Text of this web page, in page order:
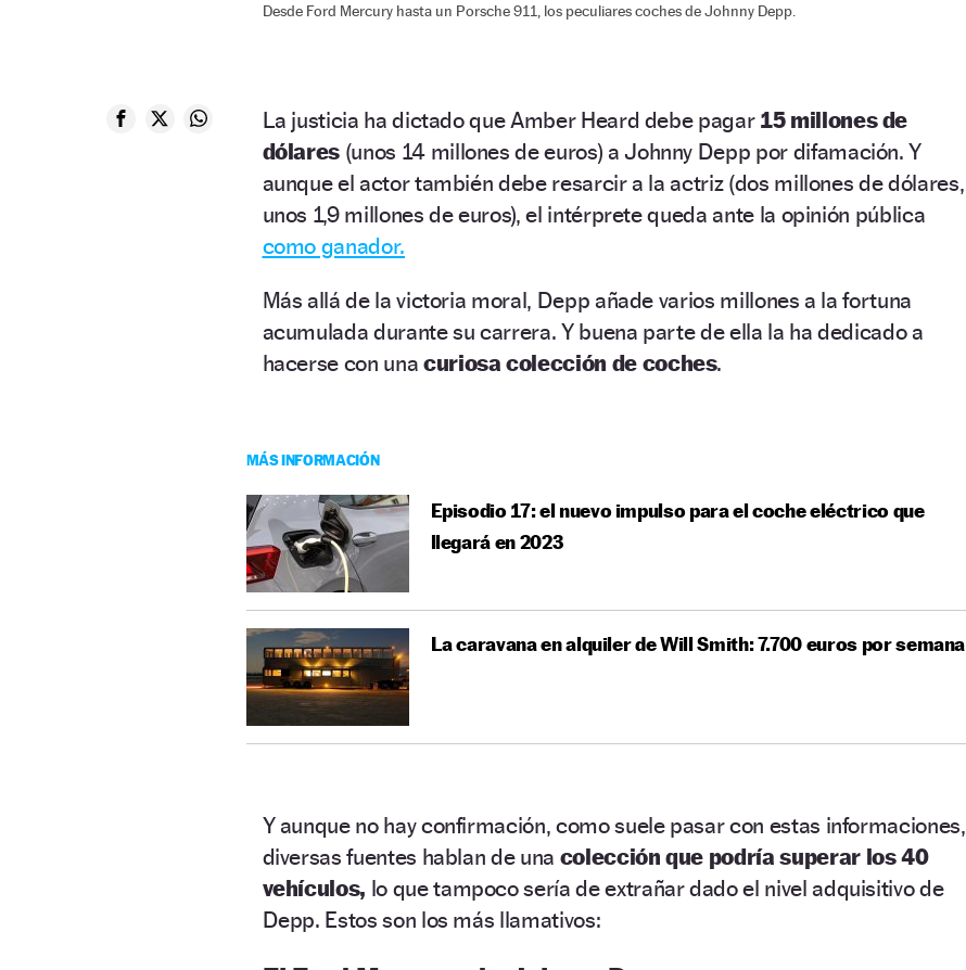
Desde Ford Mercury hasta un Porsche 911, los peculiares coches de Johnny Depp.
La justicia ha dictado que Amber Heard debe pagar 15 millones de
dólares (unos 14 millones de euros) a Johnny Depp por difamación. Y
aunque el actor también debe resarcir a la actriz (dos millones de dólares,
unos 1,9 millones de euros), el intérprete queda ante la opinión pública
como ganador.
Más allá de la victoria moral, Depp añade varios millones a la fortuna
acumulada durante su carrera. Y buena parte de ella la ha dedicado a
hacerse con una curiosa colección de coches.
MÁS INFORMACIÓN
Episodio 17: el nuevo impulso para el coche eléctrico que
llegará en 2023
La caravana en alquiler de Will Smith: 7.700 euros por semana
Y aunque no hay confirmación, como suele pasar con estas informaciones,
diversas fuentes hablan de una colección que podría superar los 40
vehículos, lo que tampoco sería de extrañar dado el nivel adquisitivo de
Depp. Estos son los más llamativos: